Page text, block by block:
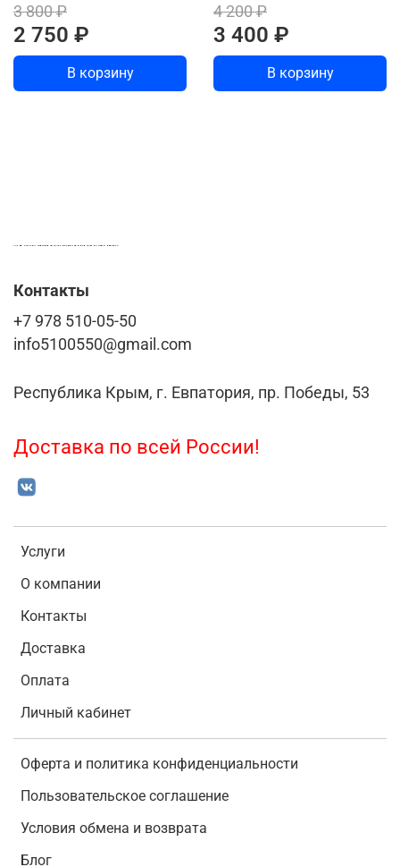
3 800 ₽
2 750 ₽
В корзину
4 200 ₽
3 400 ₽
В корзину
Услуги
О компании
Контакты
Доставка
Оплата
Личный кабинет
Оферта и политика конфиденциальности
Пользовательское соглашение
Условия обмена и возврата
Блог
Контакты
+7 978 510-05-50
info5100550@gmail.com
Республика Крым, г. Евпатория, пр. Победы, 53
Доставка по всей России!